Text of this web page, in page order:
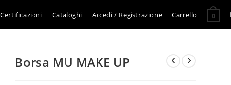
Certificazioni Cataloghi Accedi / Registrazione Carrello 0
Borsa MU MAKE UP